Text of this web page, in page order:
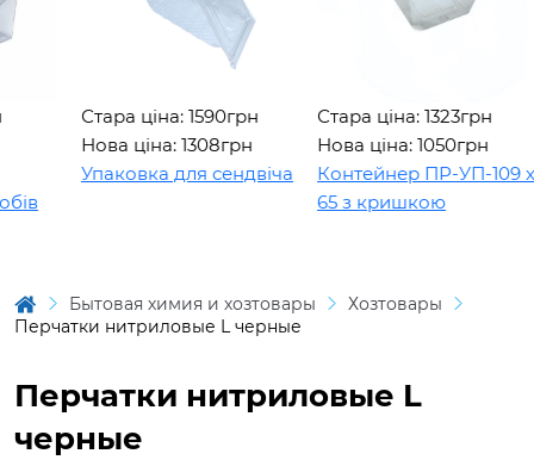
Стара ціна: 1590грн
Нова ціна: 1308грн
Упаковка для сендвіча
Стара ціна: 1323грн
Нова ціна: 1050грн
Контейнер ПР-УП-109 х
65 з кришкою
Бытовая химия и хозтовары
Хозтовары
Перчатки нитриловые L черные
Перчатки нитриловые L
черные